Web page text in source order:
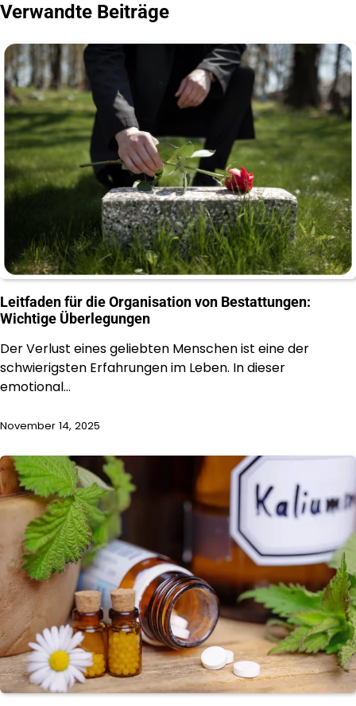
Verwandte Beiträge
Leitfaden für die Organisation von Bestattungen:
Wichtige Überlegungen
Der Verlust eines geliebten Menschen ist eine der
schwierigsten Erfahrungen im Leben. In dieser
emotional…
November 14, 2025